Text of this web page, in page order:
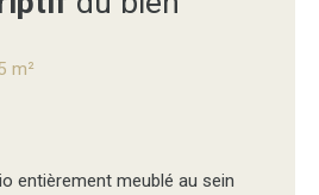
m²
entièrement meublé au sein